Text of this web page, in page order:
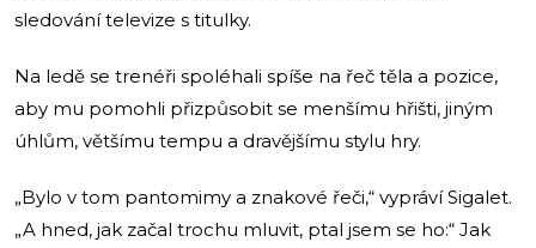
sledování televize s titulky.
Na ledě se trenéři spoléhali spíše na řeč těla a pozice,
aby mu pomohli přizpůsobit se menšímu hřišti, jiným
úhlům, většímu tempu a dravějšímu stylu hry.
„Bylo v tom pantomimy a znakové řeči,“ vypráví Sigalet.
„A hned, jak začal trochu mluvit, ptal jsem se ho:“ Jak